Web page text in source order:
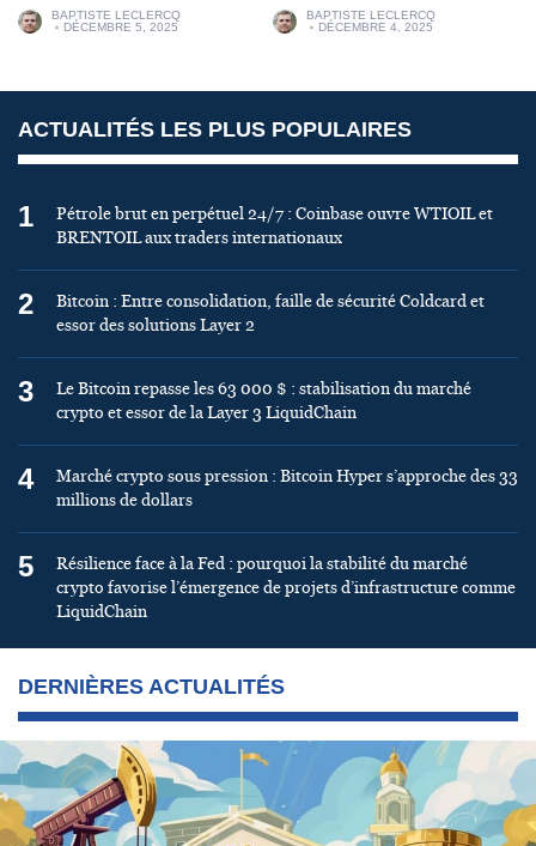
BAPTISTE LECLERCQ
DÉCEMBRE 5, 2025
BAPTISTE LECLERCQ
DÉCEMBRE 4, 2025
ACTUALITÉS LES PLUS POPULAIRES
1
Pétrole brut en perpétuel 24/7 : Coinbase ouvre WTIOIL et
BRENTOIL aux traders internationaux
2
Bitcoin : Entre consolidation, faille de sécurité Coldcard et
essor des solutions Layer 2
3
Le Bitcoin repasse les 63 000 $ : stabilisation du marché
crypto et essor de la Layer 3 LiquidChain
4
Marché crypto sous pression : Bitcoin Hyper s’approche des 33
millions de dollars
5
Résilience face à la Fed : pourquoi la stabilité du marché
crypto favorise l’émergence de projets d’infrastructure comme
LiquidChain
DERNIÈRES ACTUALITÉS